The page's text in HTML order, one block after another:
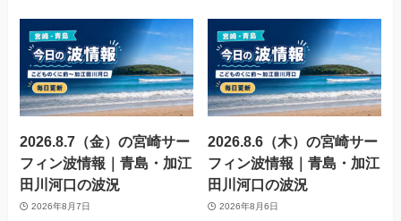
2026.8.7（金）の宮崎サー
フィン波情報｜青島・加江
田川河口の波況
2026年8月7日
2026.8.6（木）の宮崎サー
フィン波情報｜青島・加江
田川河口の波況
2026年8月6日